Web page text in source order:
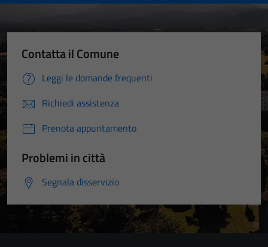
Contatta il Comune
Leggi le domande frequenti
Richiedi assistenza
Prenota appuntamento
Problemi in città
Segnala disservizio